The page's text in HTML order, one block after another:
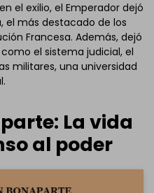
el exilio, el Emperador dejó
el más destacado de los
Francesa. Además, dejó
el sistema judicial, el
militares, una universidad
La vida
al poder